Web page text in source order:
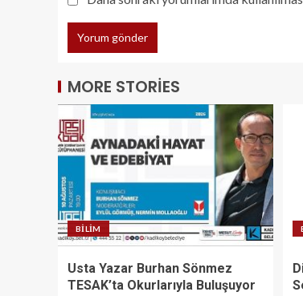
MORE STORIES
BILIM
Usta Yazar Burhan Sönmez
TESAK’ta Okurlarıyla Buluşuyor